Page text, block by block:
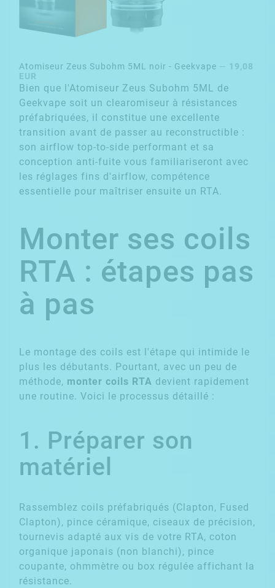
Atomiseur Zeus Subohm 5ML noir - Geekvape — 19,08
EUR
Bien que l'Atomiseur Zeus Subohm 5ML de
Geekvape soit un clearomiseur à résistances
préfabriquées, il constitue une excellente
transition avant de passer au reconstructible :
son airflow top-to-side performant et sa
conception anti-fuite vous familiariseront avec
les réglages fins d'airflow, compétence
essentielle pour maîtriser ensuite un RTA.
Monter ses coils
RTA : étapes pas
à pas
Le montage des coils est l'étape qui intimide le
plus les débutants. Pourtant, avec un peu de
méthode, monter coils RTA devient rapidement
une routine. Voici le processus détaillé :
1. Préparer son
matériel
Rassemblez coils préfabriqués (Clapton, Fused
Clapton), pince céramique, ciseaux de précision,
tournevis adapté aux vis de votre RTA, coton
organique japonais (non blanchi), pince
coupante, ohmmètre ou box régulée affichant la
résistance.